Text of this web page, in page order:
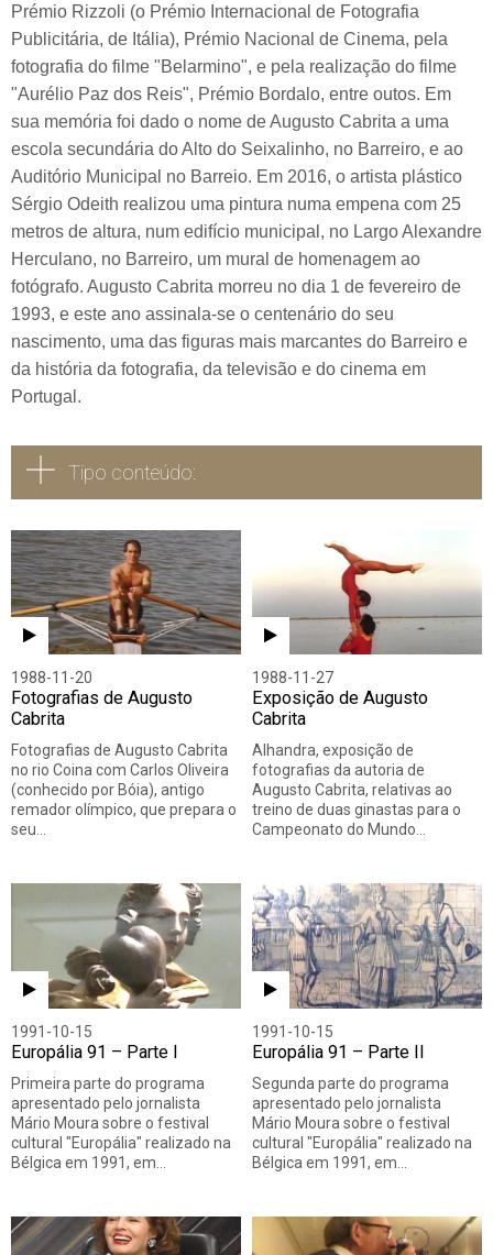
Prémio Rizzoli (o Prémio Internacional de Fotografia
Publicitária, de Itália), Prémio Nacional de Cinema, pela
fotografia do filme "Belarmino", e pela realização do filme
"Aurélio Paz dos Reis", Prémio Bordalo, entre outos. Em
sua memória foi dado o nome de Augusto Cabrita a uma
escola secundária do Alto do Seixalinho, no Barreiro, e ao
Auditório Municipal no Barreio. Em 2016, o artista plástico
Sérgio Odeith realizou uma pintura numa empena com 25
metros de altura, num edifício municipal, no Largo Alexandre
Herculano, no Barreiro, um mural de homenagem ao
fotógrafo. Augusto Cabrita morreu no dia 1 de fevereiro de
1993, e este ano assinala-se o centenário do seu
nascimento, uma das figuras mais marcantes do Barreiro e
da história da fotografia, da televisão e do cinema em
Portugal.
Tipo conteúdo:
Todos Vídeo Áudio
1988-11-20
Fotografias de Augusto
Cabrita
Fotografias de Augusto Cabrita
no rio Coina com Carlos Oliveira
(conhecido por Bóia), antigo
remador olímpico, que prepara o
seu…
1988-11-27
Exposição de Augusto
Cabrita
Alhandra, exposição de
fotografias da autoria de
Augusto Cabrita, relativas ao
treino de duas ginastas para o
Campeonato do Mundo…
1991-10-15
Europália 91 – Parte I
Primeira parte do programa
apresentado pelo jornalista
Mário Moura sobre o festival
cultural "Europália" realizado na
Bélgica em 1991, em…
1991-10-15
Europália 91 – Parte II
Segunda parte do programa
apresentado pelo jornalista
Mário Moura sobre o festival
cultural "Europália" realizado na
Bélgica em 1991, em…